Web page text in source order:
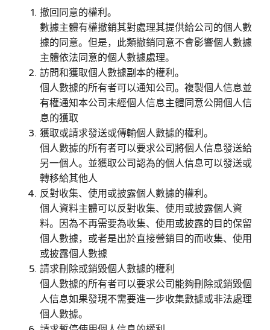
撤回同意的權利。
數據主體有權撤銷其對處理其提供給公司的個人數
據的同意。但是，此類撤銷同意不會影響個人數據
主體依法同意的個人數據處理。
訪問和獲取個人數據副本的權利。
個人數據的所有者可以通知公司。複製個人信息並
有權通知本公司未經個人信息主體同意公開個人信
息的獲取
獲取或請求發送或傳輸個人數據的權利。
個人數據的所有者可以要求公司將個人信息發送給
另一個人。並獲取公司認為的個人信息可以發送或
轉移給其他人
反對收集、使用或披露個人數據的權利。
個人資料主體可以反對收集、使用或披露個人資
料。因為不再需要為收集、使用或披露的目的保留
個人數據，或者是出於直接營銷目的而收集、使用
或披露個人數據
請求刪除或銷毀個人數據的權利
個人數據的所有者可以要求公司能夠刪除或銷毀個
人信息如果發現不需要進一步收集數據或非法處理
個人數據。